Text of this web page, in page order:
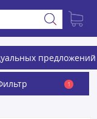
предложений
1